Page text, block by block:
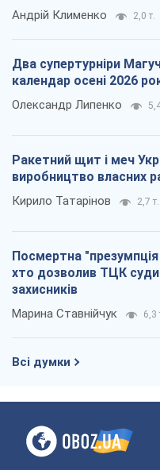
Андрій Клименко 2,0 т.
Два супертурніри
календар осені 2026
Олександр Липенко
Ракетний щит і меч
виробництво власних
Кирило Татарінов 2,7 т.
Посмертна
хто дозволив ТЦК
захисників
Марина Ставнійчук 6,3
Всі думки